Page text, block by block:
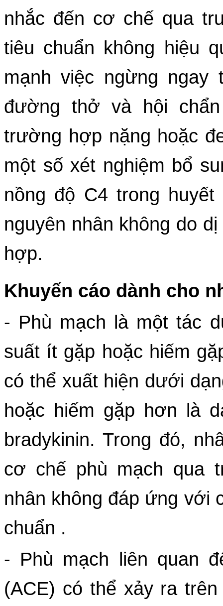
nhắc đến cơ chế qua
tiêu chuẩn không hiệu
mạnh việc ngừng ngay
đường thở và hội
trường hợp nặng hoặc
một số xét nghiệm bổ
nồng độ C4 trong
nguyên nhân không do
hợp.
Khuyến cáo dành cho
- Phù mạch là một tác
suất ít gặp hoặc hiếm
có thể xuất hiện dưới
hoặc hiếm gặp hơn là
bradykinin. Trong đó,
cơ chế phù mạch qua
nhân không đáp ứng với
chuẩn .
- Phù mạch liên quan
(ACE) có thể xảy ra